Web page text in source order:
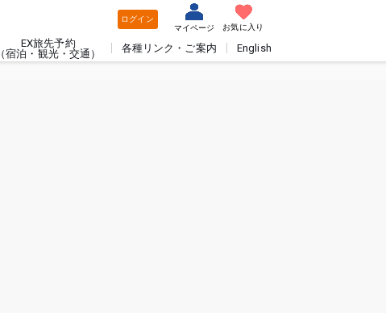
ログイン
マイページ
お気に入り
EX旅先予約
（宿泊・観光・交通）
各種リンク・ご案内 English